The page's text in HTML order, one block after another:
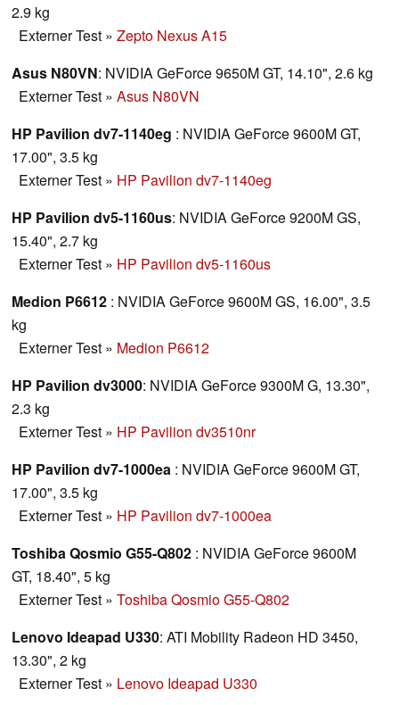
2.9 kg
Externer Test » Zepto Nexus A15
Asus N80VN: NVIDIA GeForce 9650M GT, 14.10", 2.6 kg
Externer Test » Asus N80VN
HP Pavilion dv7-1140eg : NVIDIA GeForce 9600M GT,
17.00", 3.5 kg
Externer Test » HP Pavilion dv7-1140eg
HP Pavilion dv5-1160us: NVIDIA GeForce 9200M GS,
15.40", 2.7 kg
Externer Test » HP Pavilion dv5-1160us
Medion P6612 : NVIDIA GeForce 9600M GS, 16.00", 3.5
kg
Externer Test » Medion P6612
HP Pavilion dv3000: NVIDIA GeForce 9300M G, 13.30",
2.3 kg
Externer Test » HP Pavilion dv3510nr
HP Pavilion dv7-1000ea : NVIDIA GeForce 9600M GT,
17.00", 3.5 kg
Externer Test » HP Pavilion dv7-1000ea
Toshiba Qosmio G55-Q802 : NVIDIA GeForce 9600M
GT, 18.40", 5 kg
Externer Test » Toshiba Qosmio G55-Q802
Lenovo Ideapad U330: ATI Mobility Radeon HD 3450,
13.30", 2 kg
Externer Test » Lenovo Ideapad U330